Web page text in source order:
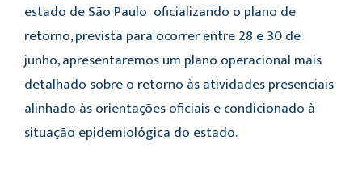
estado de São Paulo oficializando o plano de
retorno, prevista para ocorrer entre 28 e 30 de
junho, apresentaremos um plano operacional mais
detalhado sobre o retorno às atividades presenciais
alinhado às orientações oficiais e condicionado à
situação epidemiológica do estado.